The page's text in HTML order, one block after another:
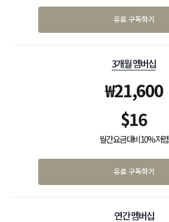
유료 구독하기
3개월 멤버십
₩21,600
$16
월간 요금 대비 10% 저렴
유료 구독하기
연간 멤버십